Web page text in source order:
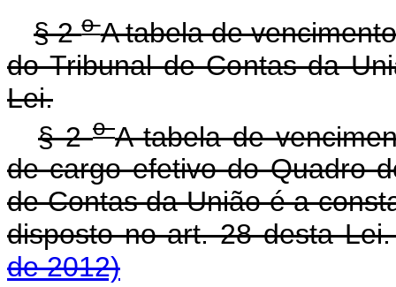
§ 2oA tabela de
do Tribunal de Contas da
Lei.
§ 2oA tabela de
de cargo efetivo do Quadro
de Contas da União é a
disposto no art. 28 desta
de 2012)